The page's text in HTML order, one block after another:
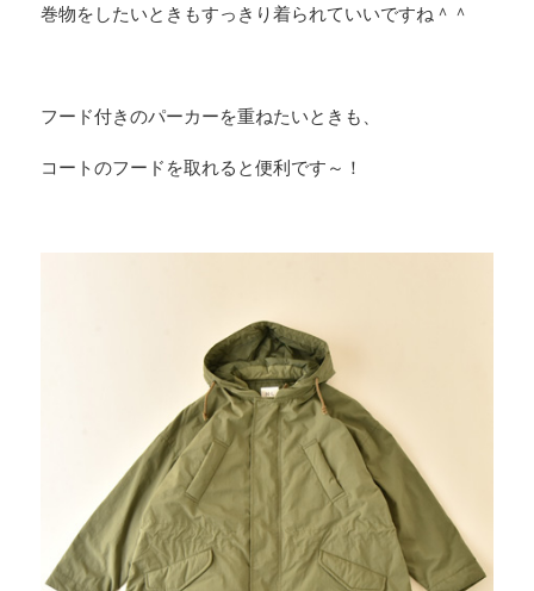
巻物をしたいときもすっきり着られていいですね＾＾
フード付きのパーカーを重ねたいときも、
コートのフードを取れると便利です～！